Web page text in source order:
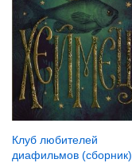
Клуб любителей
диафильмов (сборник)